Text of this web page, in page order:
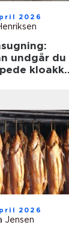
2026
undgår du
2026
Jensen